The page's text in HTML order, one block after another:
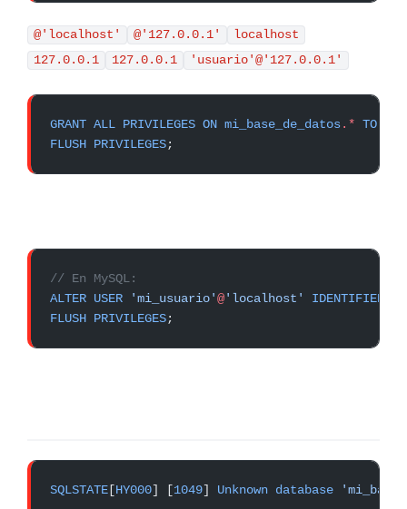
@'localhost' @'127.0.0.1'
localhost
127.0.0.1
127.0.0.1 'usuario'@'127.0.0.1'
GRANT ALL PRIVILEGES ON mi_base_de_datos. * TO
FLUSH PRIVILEGES;
// En MySQL:
ALTER USER 'mi_usuario'@'localhost' IDENTIFIED
FLUSH PRIVILEGES;
SQLSTATE [HY000] [1049] Unknown database